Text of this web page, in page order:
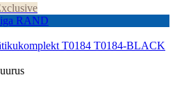
RAND
T0184 T0184-BLACK